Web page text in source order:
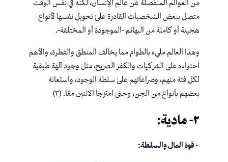
من العوالم المنفصلة عن عالم الإنسان، لكنه في نفس الوقت
متصل ببعض الشخصيات القادرة علىٰ تحويل نفسها لأنواع
هجينة أو كاملة من البهائم -الموجودة أو المختلقة-.
وهذا العالم مليء بالطوام مما يخالف المنطق والفطرة، والأهم
احتواءه علىٰ الشركيات والكفر الصريح، مثل وجود آلهة طبقية
لكل فئة منهم، وصراعاتهم علىٰ سلطة الوجود، واستعانة
بعضهم بأنواع من الجن، وحتىٰ امتزجا الاثنين معًا. (٣)
٢- مادية:
• قوة المال والسلطة: